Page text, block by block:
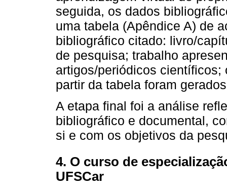
seguida, os dados
uma tabela (Apêndice A) de
bibliográfico citado: livro/
de pesquisa; trabalho
artigos/periódicos científicos;
partir da tabela foram
A etapa final foi a análise
bibliográfico e documental,
si e com os objetivos da
4. O curso de
UFSCar